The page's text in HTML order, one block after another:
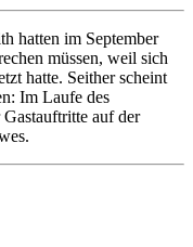
hatten im September
müssen, weil sich
hatte. Seither scheint
Im Laufe des
Gastauftritte auf der